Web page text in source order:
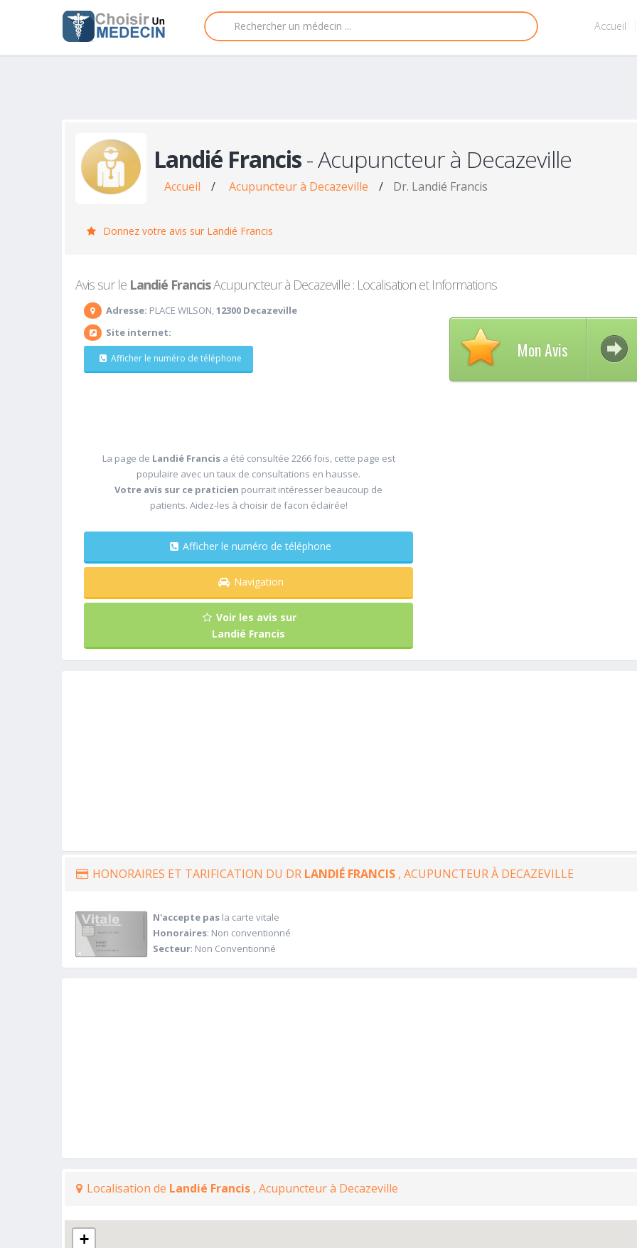
Accueil
Landié Francis- Acupuncteur à Decazeville
Accueil / Acupuncteur à Decazeville / Dr. Landié Francis
Donnez votre avis sur Landié Francis
Avis sur le Landié FrancisAcupuncteur à Decazeville : Localisation et Informations
Adresse: PLACE WILSON,12300 Decazeville
Site internet:
Afficher le numéro de téléphone
La page de Landié Francis a été consultée 2266 fois, cette page est
populaire avec un taux de consultations en hausse.
Votre avis sur ce praticien pourrait intéresser beaucoup de
patients. Aidez-les à choisir de facon éclairée!
Afficher le numéro de téléphone
Navigation
Voir les avis sur
Landié Francis
Mon Avis
HONORAIRES ET TARIFICATION DU DR LANDIÉ FRANCIS , ACUPUNCTEUR À DECAZEVILLE
N'accepte pasla carte vitale
Honoraires: Non conventionné
Secteur: Non Conventionné
Localisation de Landié Francis , Acupuncteur à Decazeville
+